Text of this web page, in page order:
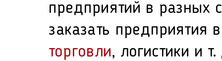
предприятий в разных
заказать предприятия
торговли, логистики и